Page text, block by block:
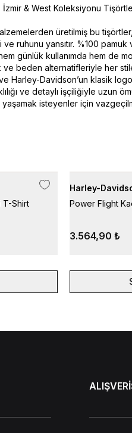
& West Koleksiyonu
üretilmiş bu
ve ruhunu yansıtır. %100
günlük kullanımda hem de
ve beden alternatifleriyle her
Harley-Davidson’un klasik
ve detaylı işçiliğiyle uzun
yaşamak isteyenler için
T-Shirt
Harley-
Power Flight
3.564,90 ₺